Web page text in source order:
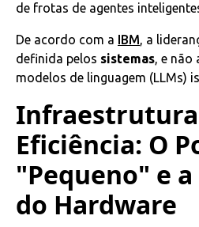
de frotas de agentes
De acordo com a IBM, a
definida pelos sistemas, e não
modelos de linguagem (LLMs)
Eficiência: O
"Pequeno" e
do Hardware